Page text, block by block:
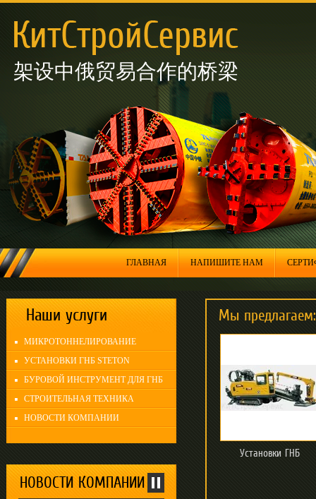
ГЛАВНАЯ НАПИШИТЕ НАМ
架设中俄贸易合作的桥梁
Наши услуги
МИКРОТОННЕЛИРОВАНИЕ
УСТАНОВКИ ГНБ STETON
БУРОВОЙ ИНСТРУМЕНТ ДЛЯ ГНБ
СТРОИТЕЛЬНАЯ ТЕХНИКА
НОВОСТИ КОМПАНИИ
НОВОСТИ КОМПАНИИ
Далее »
12.01.2022
Прямоугольная установка
микротоннелирования от
XCMG
04.06.2021
Выставка Bauma CTT Russia
2021
Мы предлагаем:
Установки ГНБ